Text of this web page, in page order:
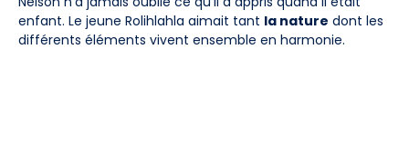
enfant. Le jeune Rolihlahla aimait tant la nature dont les
différents éléments vivent ensemble en harmonie.